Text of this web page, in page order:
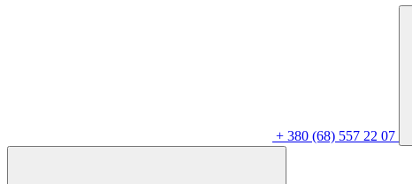
+ 380 (68) 557 22 07